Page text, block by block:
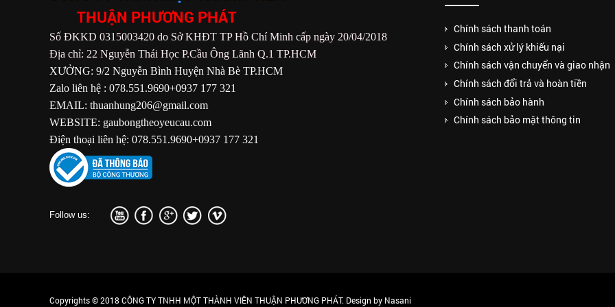
THUẬN PHƯƠNG PHÁT
Số ĐKKD 0315003420 do Sở KHĐT TP Hồ Chí Minh cấp ngày 20/04/2018
Địa chỉ: 22 Nguyễn Thái Học P.Cầu Ông Lãnh Q.1 TP.HCM
XƯỞNG: 9/2 Nguyễn Bình Huyện Nhà Bè TP.HCM
Zalo liên hệ : 078.551.9690+0937 177 321
EMAIL: thuanhung206@gmail.com
WEBSITE: gaubongtheoyeucau.com
Điện thoại liên hệ: 078.551.9690+0937 177 321
Follow us:
Chính sách thanh toán
Chính sách xử lý khiếu nại
Chính sách vận chuyển và giao nhận
Chính sách đổi trả và hoàn tiền
Chính sách bảo hành
Chính sách bảo mật thông tin
Copyrights © 2018 CÔNG TY TNHH MỘT THÀNH VIÊN THUẬN PHƯƠNG PHÁT. Design by Nasani